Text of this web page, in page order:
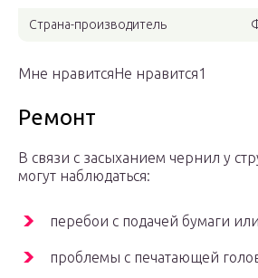
Страна-производитель
Мне нравитсяНе нравится1
Ремонт
В связи с засыханием чернил у
могут наблюдаться:
перебои с подачей бумаги
проблемы с печатающей